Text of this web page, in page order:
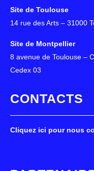
Site de Toulouse
14 rue des Arts – 31000
Site de Montpellier
8 avenue de Toulouse –
Cedex 03
CONTACTS
Cliquez ici pour nous